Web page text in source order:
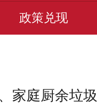
政策兑现
家庭厨余垃